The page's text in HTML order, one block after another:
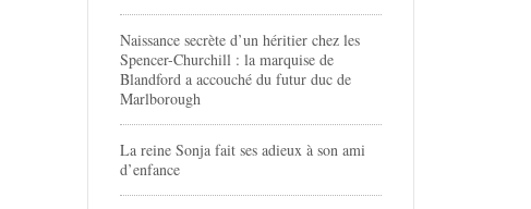
Naissance secrète d’un héritier chez les
Spencer-Churchill : la marquise de
Blandford a accouché du futur duc de
Marlborough
La reine Sonja fait ses adieux à son ami
d’enfance